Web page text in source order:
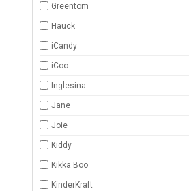
Greentom
Hauck
iCandy
iCoo
Inglesina
Jane
Joie
Kiddy
Kikka Boo
KinderKraft